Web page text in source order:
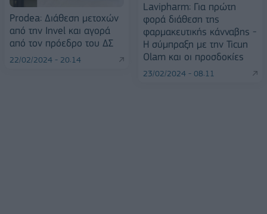
Prodea: Διάθεση μετοχών
από την Invel και αγορά
από τον πρόεδρο του ΔΣ
22/02/2024 - 20:14
Lavipharm: Για πρώτη
φορά διάθεση της
φαρμακευτικής κάνναβης -
Η σύμπραξη με την Ticun
Olam και οι προσδοκίες
23/02/2024 - 08:11